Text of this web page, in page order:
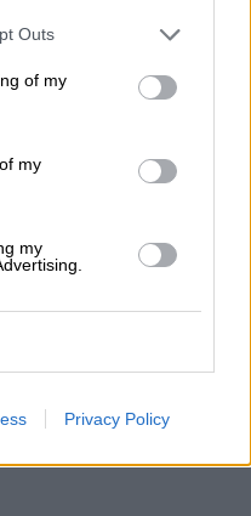
Outs
of my
my
my
Privacy Policy
escritora,
Premios Emmy
Homepage